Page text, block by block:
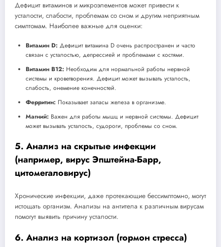
Дефицит витаминов и микроэлементов может привести к
усталости, слабости, проблемам со сном и другим неприятным
симптомам. Наиболее важные для оценки:
Витамин D: Дефицит витамина D очень распространен и часто
связан с усталостью, депрессией и проблемами с костями.
Витамин B12: Необходим для нормальной работы нервной
системы и кроветворения. Дефицит может вызывать усталость,
слабость, онемение конечностей.
Ферритин: Показывает запасы железа в организме.
Магний: Важен для работы мышц и нервной системы. Дефицит
может вызывать усталость, судороги, проблемы со сном.
5. Анализ на скрытые инфекции
(например, вирус Эпштейна-Барр,
цитомегаловирус)
Хронические инфекции, даже протекающие бессимптомно, могут
истощать организм. Анализы на антитела к различным вирусам
помогут выявить причину усталости.
6. Анализ на кортизол (гормон стресса)